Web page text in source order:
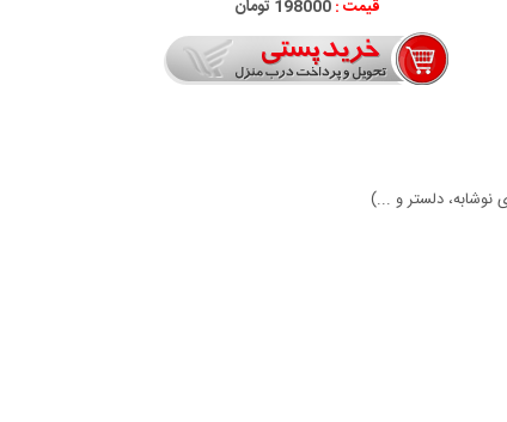
قیمت :198000 تومان
نوشابه، دلستر و ...)